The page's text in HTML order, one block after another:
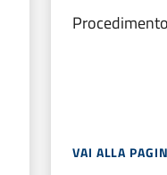
VAI ALLA